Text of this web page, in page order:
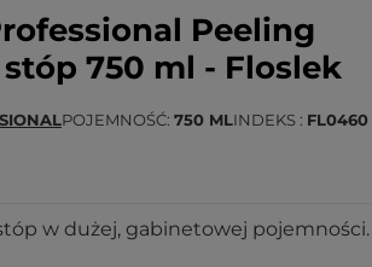
Peeling
750 ml - Floslek
POJEMNOŚĆ 750 MLINDEKS FL0460
w dużej, gabinetowej pojemności.